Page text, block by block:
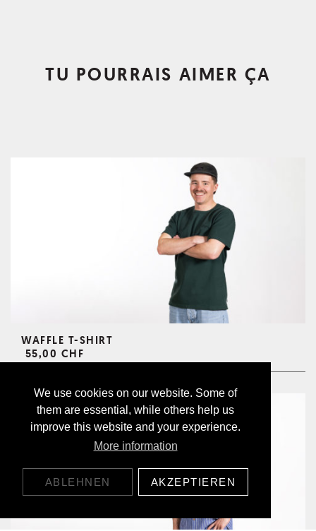
We use cookies on our website. Some of
them are essential, while others help us
improve this website and your experience.
More information
ABLEHNEN AKZEPTIEREN
TU POURRAIS AIMER ÇA
WAFFLE T-SHIRT
55,00 CHF